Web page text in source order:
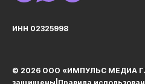
ИНН 02325998
© 2026 ООО «ИМПУЛЬС МЕДИА